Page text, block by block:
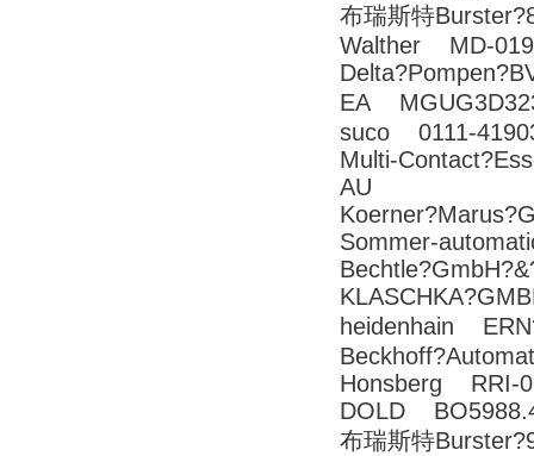
布瑞斯特
Walther MD-
EA
suco 0111-
Multi-
AU
Sommer-
heidenhain
Honsberg RRI-
DOLD
布瑞斯特